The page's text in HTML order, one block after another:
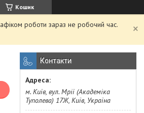
Кошик
роботи зараз не робочий час.
Контакти
м. Київ, вул. Мрії (Академіка
Туполева) 17Ж, Київ, Україна